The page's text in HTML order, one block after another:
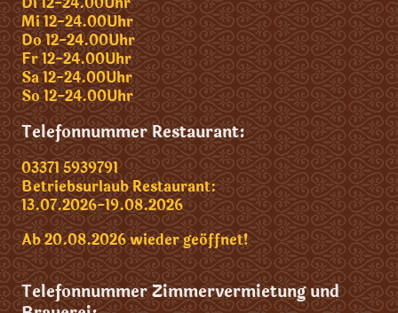
Mi 12-24.00Uhr
Do 12-24.00Uhr
Fr12-24.00Uhr
Sa12-24.00Uhr
So 12-24.00Uhr
Telefonnummer Restaurant:
03371 5939791
Betriebsurlaub Restaurant:
13.07.2026-19.08.2026
Ab 20.08.2026 wieder geöffnet!
Telefonnummer Zimmervermietung und